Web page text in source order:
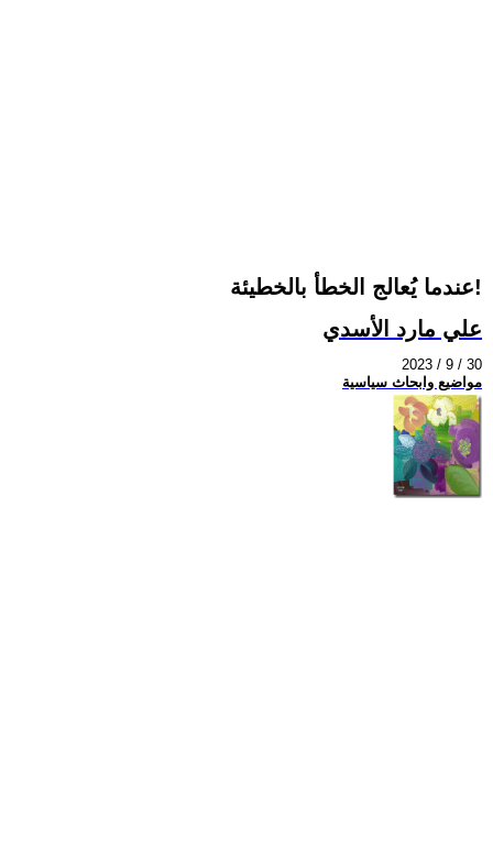
عندما يُعالج الخطأ بالخطيئة!
علي مارد الأسدي
2023 / 9 / 30
مواضيع وابحاث سياسية